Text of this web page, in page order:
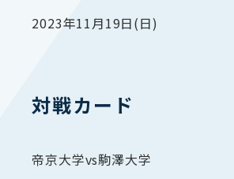
2023年11月19日(日)
対戦カード
帝京大学vs駒澤大学